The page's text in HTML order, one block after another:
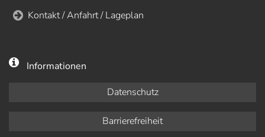
Kontakt / Anfahrt / Lageplan
Informationen
Datenschutz
Barrierefreiheit